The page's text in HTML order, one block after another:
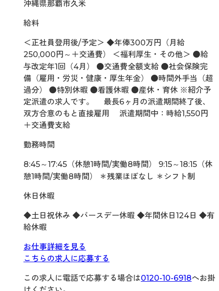
沖縄県那覇市久米
給料
＜正社員登用後/予定＞ ◆年俸300万円（月給
250,000円～＋交通費） ＜福利厚生・その他＞ ●給
与改定年1回（4月） ●交通費全額支給 ●社会保険完
備（雇用・労災・健康・厚生年金） ●時間外手当（超
過分） ●特別休暇 ●看護休暇 ●産休・育休 ※紹介予
定派遣の求人です。 最長6ヶ月の派遣期間終了後、
双方合意のもと直接雇用 派遣期間中：時給1,550円
＋交通費支給
勤務時間
8:45～17:45（休憩1時間/実働8時間） 9:15～18:15（休
憩1時間/実働8時間） ＊残業ほぼなし ＊シフト制
休日休暇
◆土日祝休み ◆バースデー休暇 ◆年間休日124日 ◆有
給休暇
お仕事詳細を見る
こちらの求人に応募する
この求人に電話で応募する場合は0120-10-6918へお掛